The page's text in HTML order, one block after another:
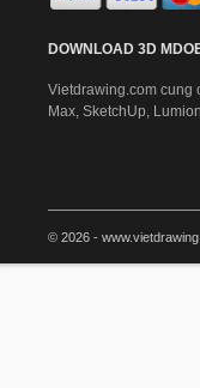
DOWNLOAD 3D
Vietdrawing.com cung
Max, SketchUp,
© 2026 -